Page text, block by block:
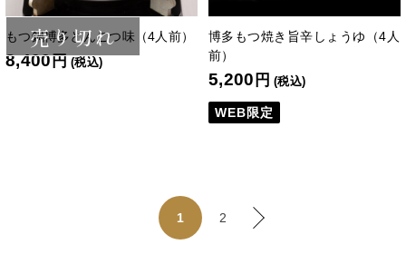
売り切れ
もつ鍋博多とんこつ味（4人前）
8,400円 (税込)
博多もつ焼き旨辛しょうゆ（4人
前）
5,200 円 (税込)
WEB限定
1 2